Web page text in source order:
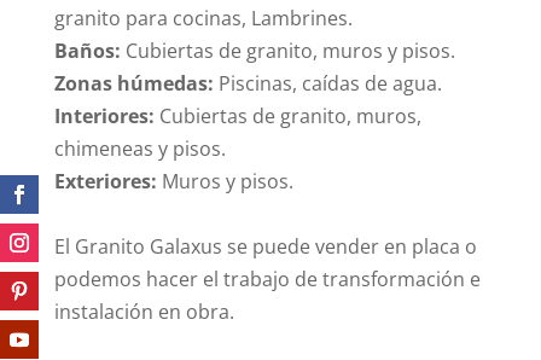
granito para cocinas, Lambrines.
Baños: Cubiertas de granito, muros y pisos.
Zonas húmedas: Piscinas, caídas de agua.
Interiores: Cubiertas de granito, muros,
chimeneas y pisos.
Exteriores: Muros y pisos.
El Granito Galaxus se puede vender en placa o
podemos hacer el trabajo de transformación e
instalación en obra.